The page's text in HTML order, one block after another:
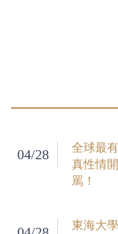
04/28
全球最
真性情
罵！
東海大